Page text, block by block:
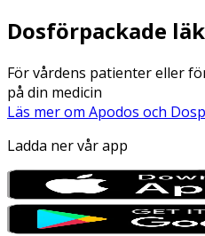
Dosförpackade
För vårdens patienter eller
på din medicin
Läs mer om Apodos och
Ladda ner vår app